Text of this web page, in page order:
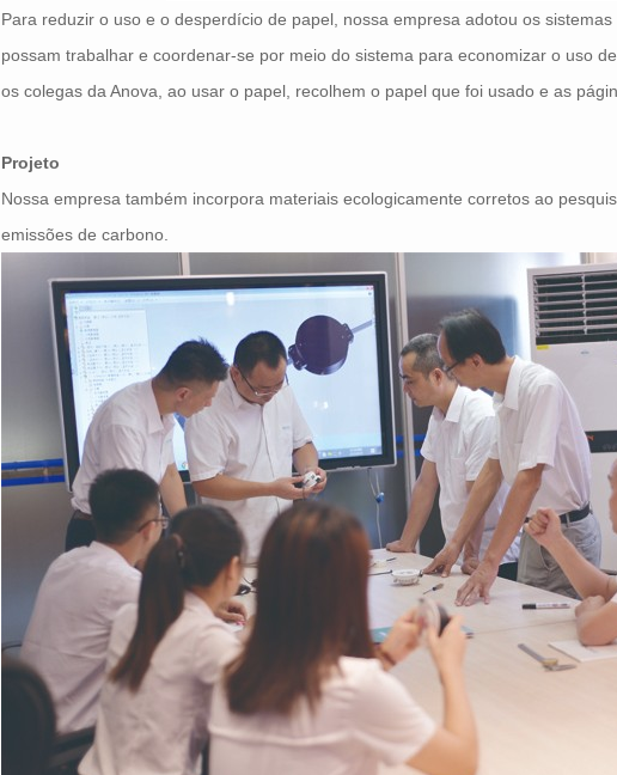
Para reduzir o uso e o desperdício de papel, nossa empresa adotou os
possam trabalhar e coordenar-se por meio do sistema para economizar o uso
os colegas da Anova, ao usar o papel, recolhem o papel que foi usado e as
Projeto
Nossa empresa também incorpora materiais ecologicamente corretos ao
emissões de carbono.